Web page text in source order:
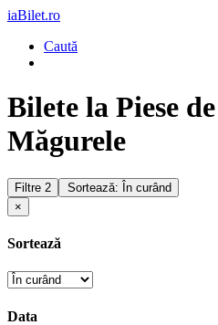
iaBilet.ro
Caută
Bilete la Piese
Măgurele
Filtre 2
Sortează: În curând
×
Sortează
Data